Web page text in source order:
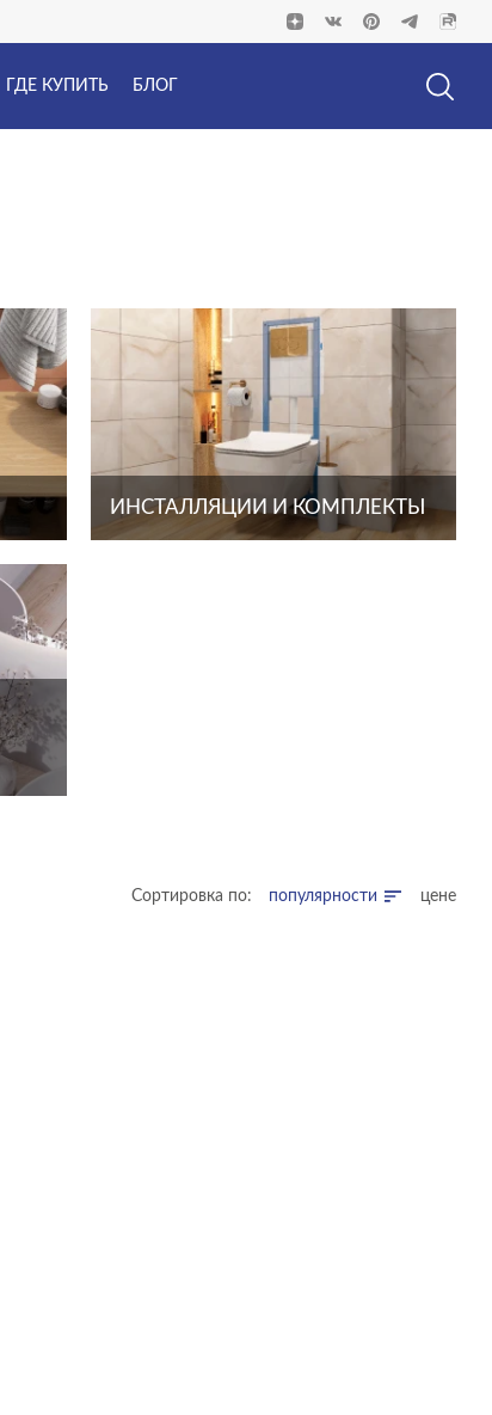
ГДЕ КУПИТЬ БЛОГ
ИНСТАЛЛЯЦИИ И КОМПЛЕКТЫ
Сортировка по: популярности цене